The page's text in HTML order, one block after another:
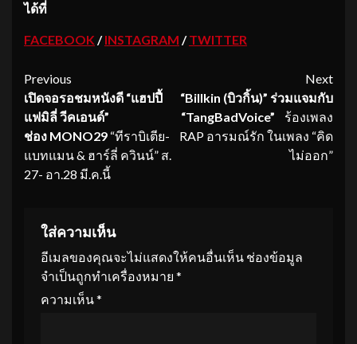
ได้ที่
FACEBOOK /INSTAGRAM /TWITTER
Continue
Reading
Previous
เปิดจอรอชมหนังดี “แฮปปี้
แฟมิลี่ วีคเอนด์”
ช่อง MONO29 “ทีราบิเตีย-
แบทแมน & ฮาร์ลี่ ควินน์” ส.
27- อา.28 มี.ค.นี้
Next
“Billkin (บิวกิ้น)” ร่วมแจมกับ
“TangBadVoice”
ร้องเพลง
RAP อารมณ์รัก ในเพลง “คิด
ไม่ออก”
ใส่ความเห็น
อีเมลของคุณจะไม่แสดงให้คนอื่นเห็น ช่องข้อมูล
จำเป็นถูกทำเครื่องหมาย *
ความเห็น*